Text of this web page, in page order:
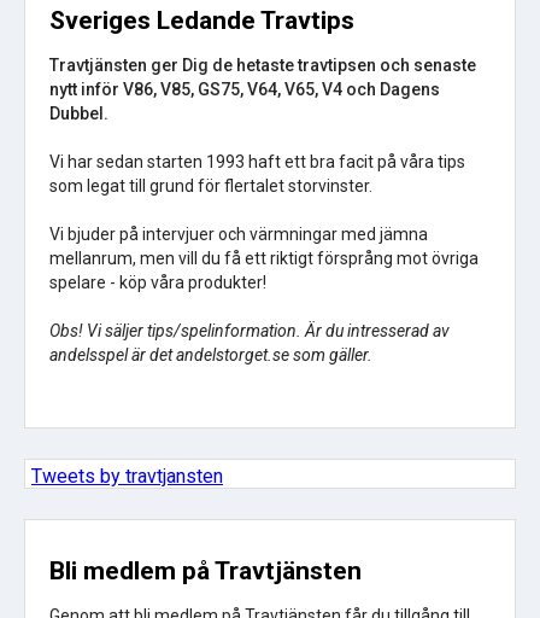
Sveriges Ledande Travtips
Travtjänsten ger Dig de hetaste travtipsen och senaste
nytt inför V86, V85, GS75, V64, V65, V4 och Dagens
Dubbel.
Vi har sedan starten 1993 haft ett bra facit på våra tips
som legat till grund för flertalet storvinster.
Vi bjuder på intervjuer och värmningar med jämna
mellanrum, men vill du få ett riktigt försprång mot övriga
spelare - köp våra produkter!
Obs! Vi säljer tips/spelinformation. Är du intresserad av
andelsspel är det andelstorget.se som gäller.
Tweets by travtjansten
Bli medlem på Travtjänsten